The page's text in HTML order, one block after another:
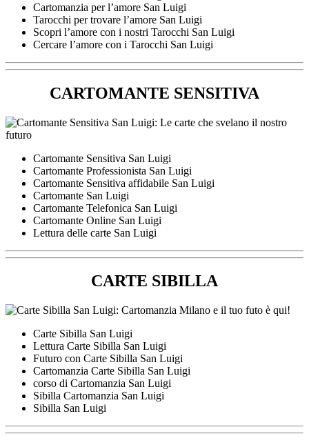
Cartomanzia per l’amore San Luigi
Tarocchi per trovare l’amore San Luigi
Scopri l’amore con i nostri Tarocchi San Luigi
Cercare l’amore con i Tarocchi San Luigi
CARTOMANTE SENSITIVA
Cartomante Sensitiva San Luigi
Cartomante Professionista San Luigi
Cartomante Sensitiva affidabile San Luigi
Cartomante San Luigi
Cartomante Telefonica San Luigi
Cartomante Online San Luigi
Lettura delle carte San Luigi
CARTE SIBILLA
Carte Sibilla San Luigi
Lettura Carte Sibilla San Luigi
Futuro con Carte Sibilla San Luigi
Cartomanzia Carte Sibilla San Luigi
corso di Cartomanzia San Luigi
Sibilla Cartomanzia San Luigi
Sibilla San Luigi